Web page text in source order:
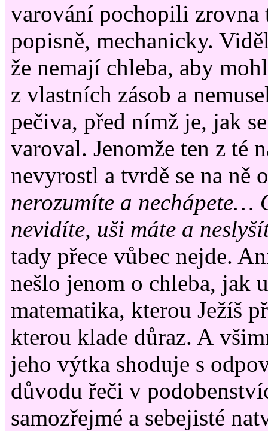
varování pochopili zrovna
popisně, mechanicky.
že nemají chleba, aby
z vlastních zásob a
pečiva, před nímž je, jak
varoval. Jenomže ten z té
nevyrostl a tvrdě se na ně
nerozumíte a nechápete…
nevidíte, uši máte a
tady přece vůbec nejde.
nešlo jenom o chleba, jak
matematika, kterou Ježíš
kterou klade důraz. A
jeho výtka shoduje s
důvodu řeči v
samozřejmé a sebejisté